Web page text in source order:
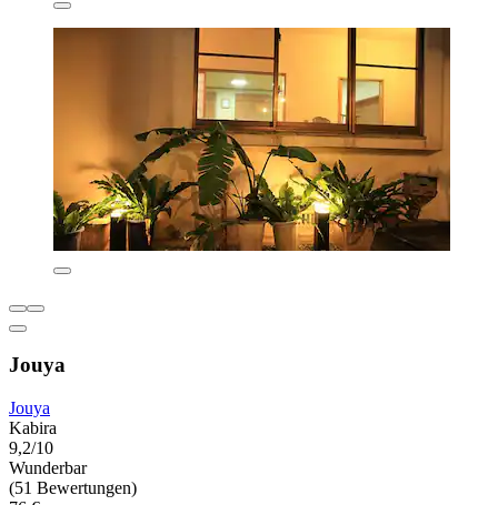
Jouya
Jouya
Kabira
9,2/10
Wunderbar
(51 Bewertungen)